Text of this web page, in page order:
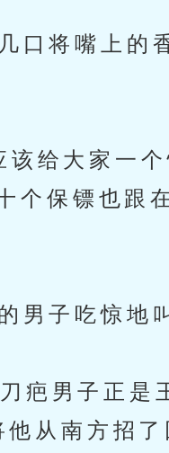
口将嘴上的
给大家一个
个保镖也跟
子吃惊地
疤男子正是
从南方招了